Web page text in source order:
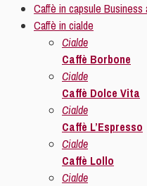
Caffè in capsule Business
Caffè in cialde
Cialde
Caffè Borbone
Cialde
Caffè Dolce Vita
Cialde
Caffè L’Espresso
Cialde
Caffè Lollo
Cialde